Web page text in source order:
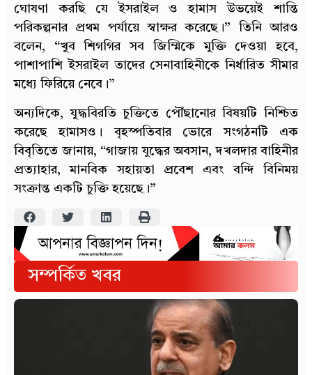
ঘোষণা করছি যে ইসরাইল ও হামাস উভয়েই শান্তি
পরিকল্পনার প্রথম পর্যায়ে স্বাক্ষর করেছে।” তিনি আরও
বলেন, “খুব শিগগির সব জিম্মিকে মুক্তি দেওয়া হবে,
পাশাপাশি ইসরাইল তাদের সেনাবাহিনীকে নির্ধারিত সীমার
মধ্যে ফিরিয়ে নেবে।”
অন্যদিকে, যুদ্ধবিরতি চুক্তিতে পৌঁছানোর বিষয়টি নিশ্চিত
করেছে হামাসও। বৃহস্পতিবার ভোরে সংগঠনটি এক
বিবৃতিতে জানায়, “গাজায় যুদ্ধের অবসান, দখলদার বাহিনীর
প্রত্যাহার, মানবিক সহায়তা প্রবেশ এবং বন্দি বিনিময়
সংক্রান্ত একটি চুক্তি হয়েছে।”
সম্পর্কিত খবর